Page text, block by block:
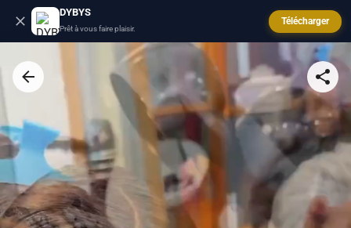
DYBYS
Prêt à vous faire plaisir.
Télécharger